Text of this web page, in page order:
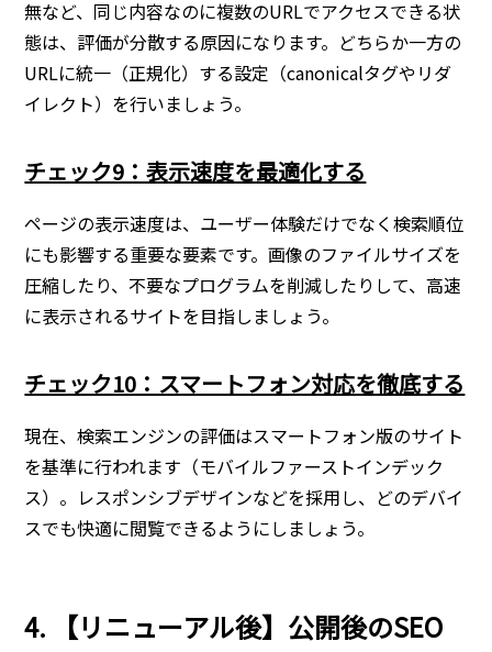
無など、同じ内容なのに複数のURLでアクセスできる状
態は、評価が分散する原因になります。どちらか一方の
URLに統一（正規化）する設定（canonicalタグやリダ
イレクト）を行いましょう。
チェック9：表示速度を最適化する
ページの表示速度は、ユーザー体験だけでなく検索順位
にも影響する重要な要素です。画像のファイルサイズを
圧縮したり、不要なプログラムを削減したりして、高速
に表示されるサイトを目指しましょう。
チェック10：スマートフォン対応を徹底する
現在、検索エンジンの評価はスマートフォン版のサイト
を基準に行われます（モバイルファーストインデック
ス）。レスポンシブデザインなどを採用し、どのデバイ
スでも快適に閲覧できるようにしましょう。
4. 【リニューアル後】公開後のSEO